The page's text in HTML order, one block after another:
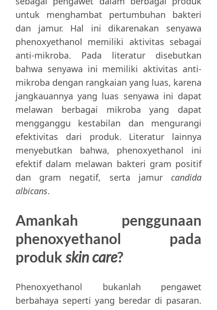
untuk menghambat pertumbuhan bakteri
dan jamur. Hal ini dikarenakan senyawa
phenoxyethanol memiliki aktivitas sebagai
anti-mikroba. Pada literatur disebutkan
bahwa senyawa ini memiliki aktivitas anti-
mikroba dengan rangkaian yang luas, karena
jangkauannya yang luas senyawa ini dapat
melawan berbagai mikroba yang dapat
mengganggu kestabilan dan mengurangi
efektivitas dari produk. Literatur lainnya
menyebutkan bahwa, phenoxyethanol ini
efektif dalam melawan bakteri gram positif
dan gram negatif, serta jamur candida
albicans.
Amankah penggunaan
phenoxyethanol pada
produkskin care?
Phenoxyethanol bukanlah pengawet
berbahaya seperti yang beredar di pasaran.